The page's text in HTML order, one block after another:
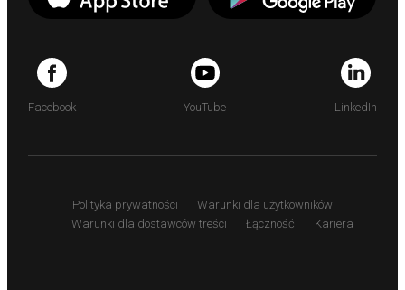
Facebook YouTube LinkedIn
Polityka prywatności
Warunki dla użytkowników
Warunki dla dostawców treści
Łączność Kariera